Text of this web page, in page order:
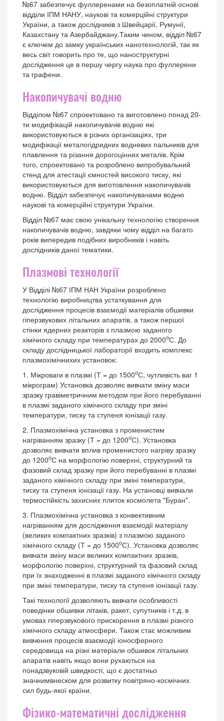
№67 забезпечує фуллеренами на безоплатній основі
відділи ІПМ НАНУ, наукові та комерційні структури
України, а також дослідників з Швейцарії, Румунії,
Казахстану та Азербайджану.Таким чином, відділ №67
є ключем до замку українських нанотехнологій, так як
весь світ говорить про те, що наноструктурні
дослідження це в першу чергу наука про фуллерени
та графени.
Накопичувачі водню
Відділом №67 спроектовано та виготовлено понад 20-
ти модифікацій накопичувачів водню які
використовуються в різних організаціях, три
модифікації металогідридних водневих пальників для
плавлення та різання дорогоцінних металів. Крім
того, спроектовано та розроблено випробувальний
стенд для атестації ємностей високого тиску, які
використовуються для виготовлення накопичувачів
водню. Відділ забезпечує накопичувачами водню
наукові та комерційні структури України.
Відділ №67 має свою унікальну технологію створення
накопичувачів водню, завдяки чому відділ на багато
років випередив подібних виробників і навіть
дослідників даної тематики.
Плазмові технології
У Відділі №67 ІПМ НАН України розроблено
технологію виробництва устаткування для
дослідження процесів взаємодії матеріалів обшивки
гіперзвукових літальних апаратів, а також першої
стінки ядерних реакторів з плазмою заданого
хімічного складу при температурах до 2000оС. До
складу дослідницької лабораторії входить комплекс
плазмохімічнихих установок:
1. Мікроваги в плазмі (Т = до 1500оС, чутливість ваг 1
мікрограм) Установка дозволяє вивчати зміну маси
зразку гравіметричним методом при його перебуванні
в плазмі заданого хімічного складу при зміні
температури, тиску та ступеня іонізації газу.
2. Плазмохімічна установка з променистим
нагріванням зразку (Т = до 1200оС). Установка
дозволяє вивчати вплив променистого нагріву зразку
до 1200оС на морфологію поверхні, структурний та
фазовий склад зразку при його перебуванні в плазмі
заданого хімічного складу при зміні температури,
тиску та ступеня іонізації газу. На установці вивчали
термостійкість захисних плиток космолета "Буран".
3. Плазмохімічна установка з конвективним
нагріванням для дослідження взаємодії матеріалу
(великих компактних зразків) з плазмою заданого
хімічного складу (Т = до 1500оС). Установка дозволяє
вивчати зміну маси великих компактних зразків,
морфологію поверхні, структурний та фазовий склад
при їх знаходженні в плазмі заданого хімічного складу
при зміні температури, тиску та ступеня іонізації газу.
Такі технології дозволяють вивчати особливості
поведінки обшивки літаків, ракет, супутників і т.д. в
умовах гіперзвукового прискорення в плазмі різного
хімічного складу атмосфери. Також стає можливим
вивчення процесів взаємодії іоносферного
середовища на різні матеріали обшивок літальних
апаратів навіть якщо вони рухаються на
понадзвуковій швидкості, що є достатньо
значнимвнеском для розвитку повітряно-космічних
сил будь-якої країни.
Фізико-математичні дослідження